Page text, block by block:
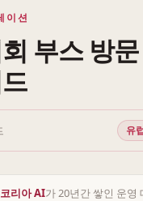
이션
부스 방
유
리아 AI가 20년간 쌓인 운영